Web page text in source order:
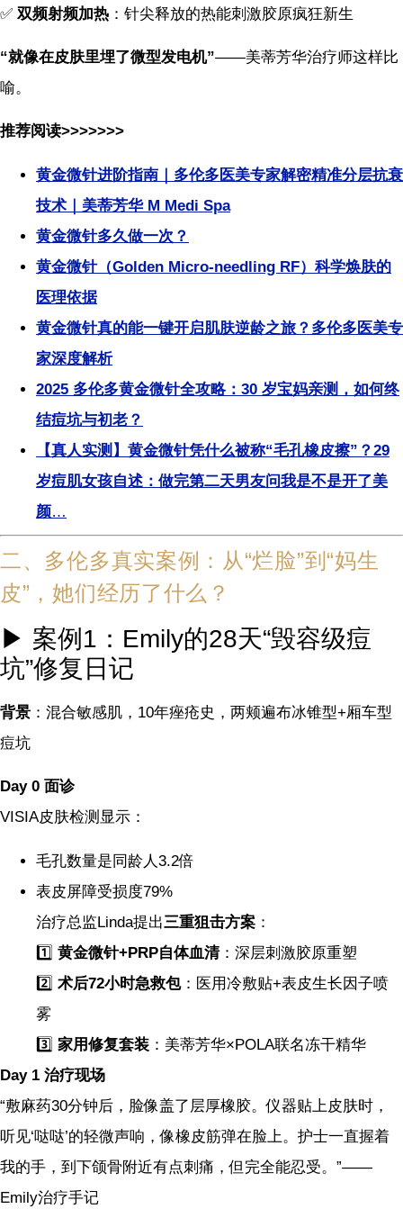
✅ 双频射频加热 ：针尖释放的热能刺激胶原疯狂新生
“就像在皮肤里埋了微型发电机”——美蒂芳华治疗师这样比
喻。
推荐阅读>>>>>>>
黄金微针进阶指南｜多伦多医美专家解密精准分层抗衰
技术｜美蒂芳华 M Medi Spa
黄金微针多久做一次？
黄金微针（Golden Micro-needling RF）科学焕肤的
医理依据
黄金微针真的能一键开启肌肤逆龄之旅？多伦多医美专
家深度解析
2025 多伦多黄金微针全攻略：30 岁宝妈亲测，如何终
结痘坑与初老？
【真人实测】黄金微针凭什么被称“毛孔橡皮擦”？29
岁痘肌女孩自述：做完第二天男友问我是不是开了美
颜…
二、多伦多真实案例：从“烂脸”到“妈生
皮”，她们经历了什么？
▶ 案例1：Emily的28天“毁容级痘
坑”修复日记
背景 ：混合敏感肌，10年痤疮史，两颊遍布冰锥型+厢车型
痘坑
Day 0 面诊
VISIA皮肤检测显示：
毛孔数量是同龄人3.2倍
表皮屏障受损度79%
治疗总监Linda提出三重狙击方案 ：
1️⃣ 黄金微针+PRP自体血清：深层刺激胶原重塑
2️⃣ 术后72小时急救包：医用冷敷贴+表皮生长因子喷
雾
3️⃣ 家用修复套装 ：美蒂芳华×POLA联名冻干精华
Day 1 治疗现场
“敷麻药30分钟后，脸像盖了层厚橡胶。仪器贴上皮肤时，
听见‘哒哒’的轻微声响，像橡皮筋弹在脸上。护士一直握着
我的手，到下颌骨附近有点刺痛，但完全能忍受。”——
Emily治疗手记